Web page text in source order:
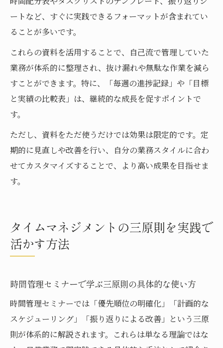
ートなど、すぐに実践できるフォーマットが含まれてい
ることが多いです。
これらの資料を活用することで、自己流で管理していた
業務が体系的に整理され、抜け漏れや無駄な作業を減ら
すことができます。特に、「毎週の進捗記録」や「目標
と実績の比較表」は、継続的な成長を促すポイントで
す。
ただし、資料をただ使うだけでは効果は限定的です。定
期的に見直しや改善を行い、自分の業務スタイルに合わ
せてカスタマイズすることで、より高い成果を目指せま
す。
タイムマネジメントの三原則を実践で
活かす方法
時間管理セミナーで学ぶ三原則の具体的な使い方
時間管理セミナーでは「優先順位の明確化」「計画的な
スケジューリング」「振り返りによる改善」という三原
則が体系的に解説されます。これらは単なる理論ではな